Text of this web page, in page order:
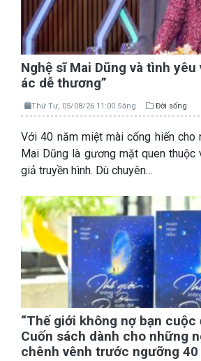
Nghệ sĩ Mai Dũng và tình yêu
ác dễ thương”
Thứ Tư, 05/08/26 11:00 Sáng Đời sống
Với 40 năm miệt mài cống hiến cho
Mai Dũng là gương mặt quen
giả truyền hình. Dù chuyên…
“Thế giới không nợ bạn cuộc
Cuốn sách dành cho những
chênh vênh trước ngưỡng 40